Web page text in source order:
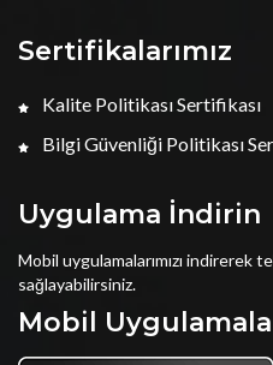
Sertifikalarımız
Kalite Politikası Sertifikası
Bilgi Güvenliği Politikası
Uygulama İndirin
Mobil uygulamalarımızı indirerek
sağlayabilirsiniz.
Mobil